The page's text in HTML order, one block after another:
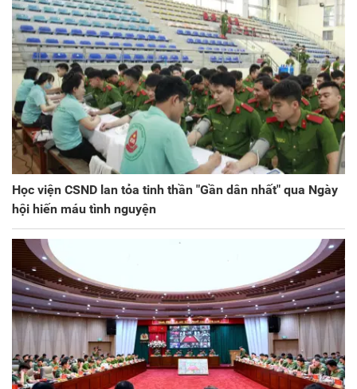
Học viện CSND lan tỏa tinh thần "Gần dân nhất" qua Ngày
hội hiến máu tình nguyện